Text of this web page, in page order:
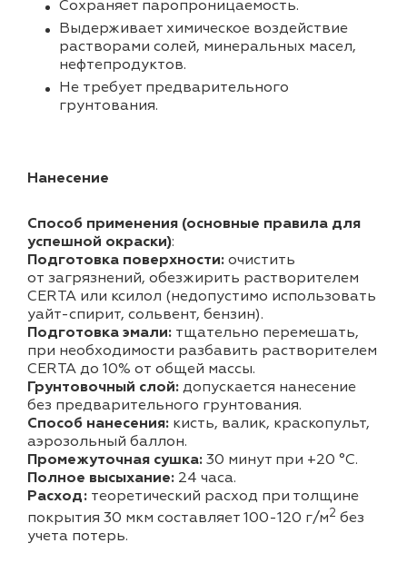
Cохраняет паропроницаемость.
Выдерживает химическое воздействие
растворами солей, минеральных масел,
нефтепродуктов.
Не требует предварительного
грунтования.
Нанесение
Способ применения (основные правила для
успешной окраски):
Подготовка поверхности: очистить
от загрязнений, обезжирить растворителем
CERTA или ксилол (недопустимо использовать
уайт-спирит, сольвент, бензин).
Подготовка эмали: тщательно перемешать,
при необходимости разбавить растворителем
CERTA до 10% от общей массы.
Грунтовочный слой: допускается нанесение
без предварительного грунтования.
Способ нанесения: кисть, валик, краскопульт,
аэрозольный баллон.
Промежуточная сушка: 30 минут при +20 °С.
Полное высыхание: 24 часа.
Расход: теоретический расход при толщине
покрытия 30 мкм составляет 100-120 г/м2 без
учета потерь.